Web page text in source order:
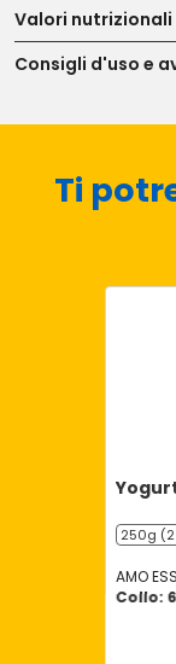
Valori nutrizionali
Consigli d'uso e
Ti
250g (2
AMO
Collo: